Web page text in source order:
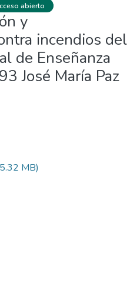
abierto
y
incendios del
de Enseñanza
José María Paz
MB)